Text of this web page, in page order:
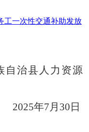
工一次性交通补助发放
自治县人力资源
2025年7月 30 日